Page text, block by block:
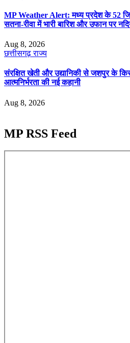
MP Weather Alert: मध्य प्रदेश के 52
सतना-रीवा में भारी बारिश और उफान पर
Aug 8, 2026
छत्तीसगढ़राज्य
संरक्षित खेती और उद्यानिकी से जशपुर के
आत्मनिर्भरता की नई कहानी
Aug 8, 2026
MP RSS Feed